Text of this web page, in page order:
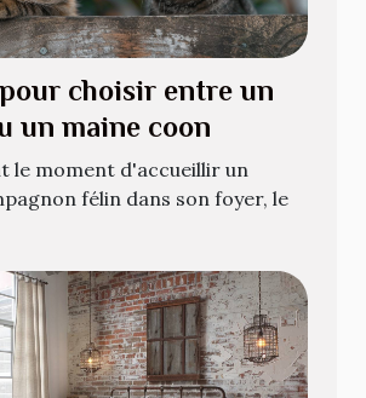
choisir entre un
un maine coon
le moment d'accueillir un
félin dans son foyer, le